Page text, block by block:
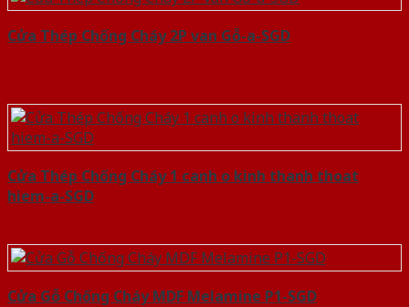
Cửa Thép Chống Cháy 2P van Gỗ-a-SGD
Cửa Thép Chống Cháy 1 canh o kinh thanh thoat
hiem-a-SGD
Cửa Gỗ Chống Cháy MDF Melamine P1-SGD